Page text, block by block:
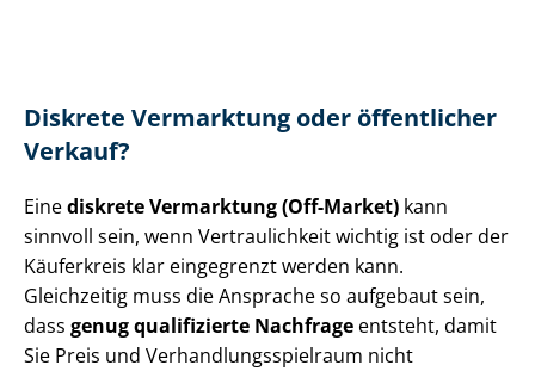
Diskrete Vermarktung oder öffentlicher
Verkauf?
Einediskrete Vermarktung (Off-Market) kann
sinnvoll sein, wenn Vertraulichkeit wichtig ist oder der
Käuferkreis klar eingegrenzt werden kann.
Gleichzeitig muss die Ansprache so aufgebaut sein,
dass genug qualifizierte Nachfrage entsteht, damit
Sie Preis und Ver­hand­lungs­spiel­raum nicht